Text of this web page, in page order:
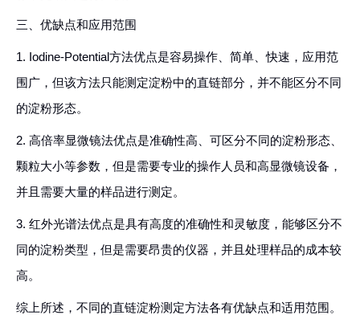
三、优缺点和应用范围
1. Iodine-Potential方法优点是容易操作、简单、快速，应用范
围广，但该方法只能测定淀粉中的直链部分，并不能区分不同
的淀粉形态。
2. 高倍率显微镜法优点是准确性高、可区分不同的淀粉形态、
颗粒大小等参数，但是需要专业的操作人员和高显微镜设备，
并且需要大量的样品进行测定。
3. 红外光谱法优点是具有高度的准确性和灵敏度，能够区分不
同的淀粉类型，但是需要昂贵的仪器，并且处理样品的成本较
高。
综上所述，不同的直链淀粉测定方法各有优缺点和适用范围。